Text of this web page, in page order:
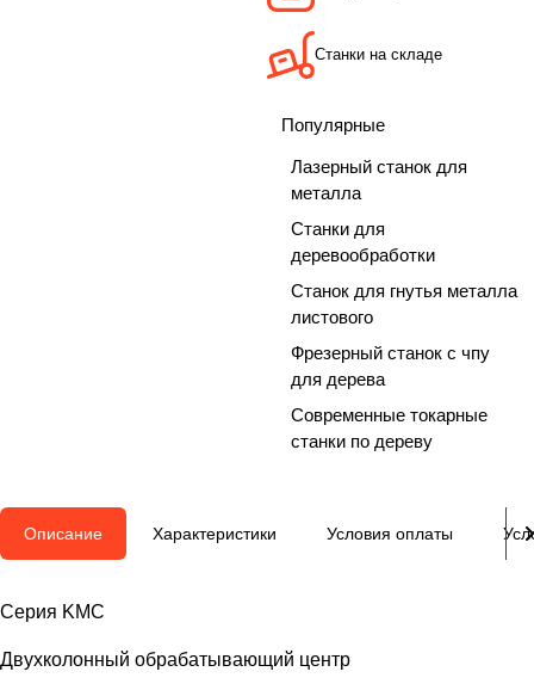
Станки на складе
Популярные
Лазерный станок для
металла
Станки для
деревообработки
Станок для гнутья металла
листового
Фрезерный станок с чпу
для дерева
Современные токарные
станки по дереву
Описание Характеристики Условия оплаты
Серия KMC
Двухколонный обрабатывающий центр